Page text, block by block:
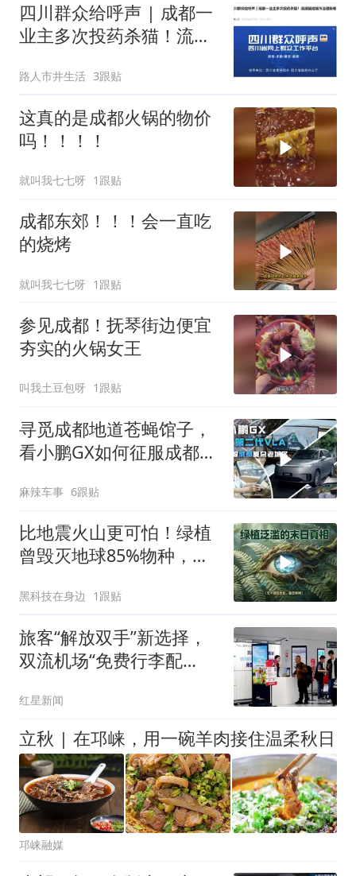
四川群众给呼声 | 成都一
业主多次投药杀猫！流浪
路人市井生活 3跟贴
这真的是成都火锅的物价
吗！！！！
就叫我七七呀 1跟贴
成都东郊！！！会一直吃
的烧烤
就叫我七七呀 1跟贴
参见成都！抚琴街边便宜
夯实的火锅女王
叫我土豆包呀 1跟贴
寻觅成都地道苍蝇馆子，
看小鹏GX如何征服成都复
麻辣车事 6跟贴
比地震火山更可怕！绿植
曾毁灭地球85%物种，真
黑科技在身边 1跟贴
旅客“解放双手”新选择，
双流机场“免费行李配
红星新闻
立秋 | 在邛崃，用一碗羊肉接住温柔秋日
邛崃融媒